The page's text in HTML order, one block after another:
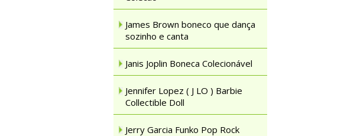
James Brown boneco que dança
sozinho e canta
Janis Joplin Boneca Colecionável
Jennifer Lopez ( J LO ) Barbie
Collectible Doll
Jerry Garcia Funko Pop Rock